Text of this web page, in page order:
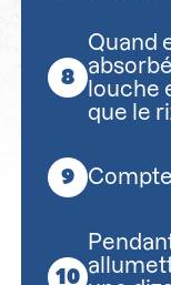
Quand
louche
que le